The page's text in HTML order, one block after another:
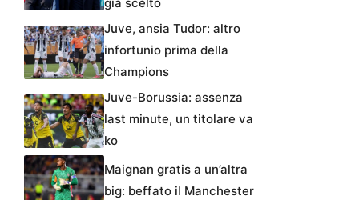
Juve, ansia Tudor: altro
infortunio prima della
Champions
Juve-Borussia: assenza
last minute, un titolare va
ko
Maignan gratis a un’altra
big: beffato il Manchester